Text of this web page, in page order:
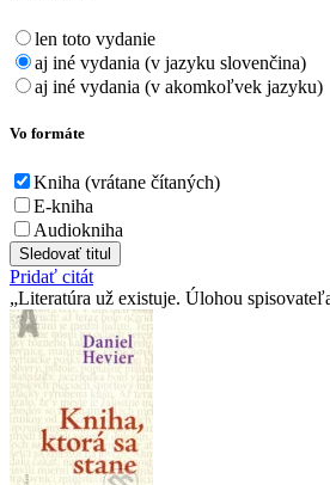
len toto vydanie
aj iné vydania (v jazyku slovenčina)
aj iné vydania (v akomkoľvek jazyku)
Vo formáte
Kniha (vrátane čítaných)
E-kniha
Audiokniha
Sledovať titul
Pridať citát
Literatúra už existuje. Úlohou